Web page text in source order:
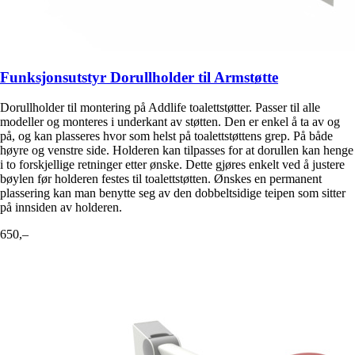
Funksjonsutstyr Dorullholder til Armstøtte
Dorullholder til montering på Addlife toalettstøtter. Passer til alle
modeller og monteres i underkant av støtten. Den er enkel å ta av og
på, og kan plasseres hvor som helst på toalettstøttens grep. På både
høyre og venstre side. Holderen kan tilpasses for at dorullen kan henge
i to forskjellige retninger etter ønske. Dette gjøres enkelt ved å justere
bøylen før holderen festes til toalettstøtten. Ønskes en permanent
plassering kan man benytte seg av den dobbeltsidige teipen som sitter
på innsiden av holderen.
650,–